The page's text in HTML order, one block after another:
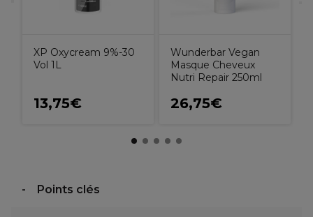
XP Oxycream 9%-30
Vol 1L
13,75€
Wunderbar Vegan
Masque Cheveux
Nutri Repair 250ml
26,75€
Points clés